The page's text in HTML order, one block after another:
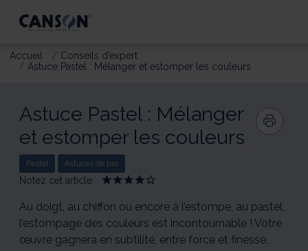
Accueil
Conseils d’expert
Astuce Pastel : Mélanger et estomper les couleurs
Astuce Pastel : Mélanger
et estomper les couleurs
Pastel Astuces de pro
Notez cet article
Give
Pastel
Mélanger
et
Give
Pastel
Mélanger
et
Give
Pastel
Mélanger
et
Give
Pastel
Mélanger
et
Give
Pastel
Mélanger
et
Au doigt, au chiffon ou encore à l’estompe, au pastel,
l’estompage des couleurs est incontournable ! Votre
œuvre gagnera en subtilité, entre force et finesse.